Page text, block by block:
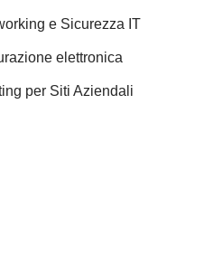
e Sicurezza IT
elettronica
per Siti Aziendali